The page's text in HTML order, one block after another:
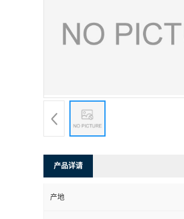
产品详请
产地